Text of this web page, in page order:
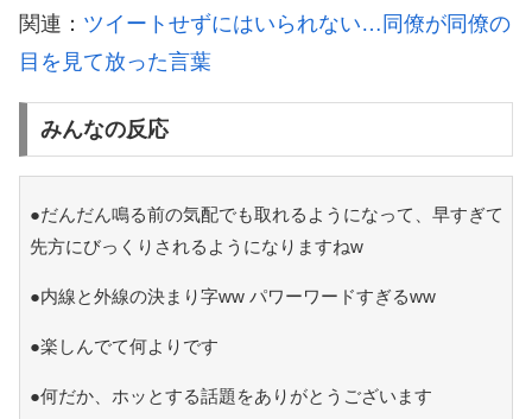
関連： ツイートせずにはいられない…同僚が同僚の
目を見て放った言葉
みんなの反応
●だんだん鳴る前の気配でも取れるようになって、早すぎて
先方にびっくりされるようになりますねw
●内線と外線の決まり字ww パワーワードすぎるww
●楽しんでて何よりです
●何だか、ホッとする話題をありがとうございます